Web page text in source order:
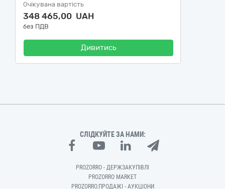
Очікувана вартість
348 465,00 UAH
без ПДВ
Дивитись
СЛІДКУЙТЕ ЗА НАМИ:
PROZORRO - ДЕРЖЗАКУПІВЛІ
PROZORRO MARKET
PROZORRO.ПРОДАЖІ - АУКЦІОНИ